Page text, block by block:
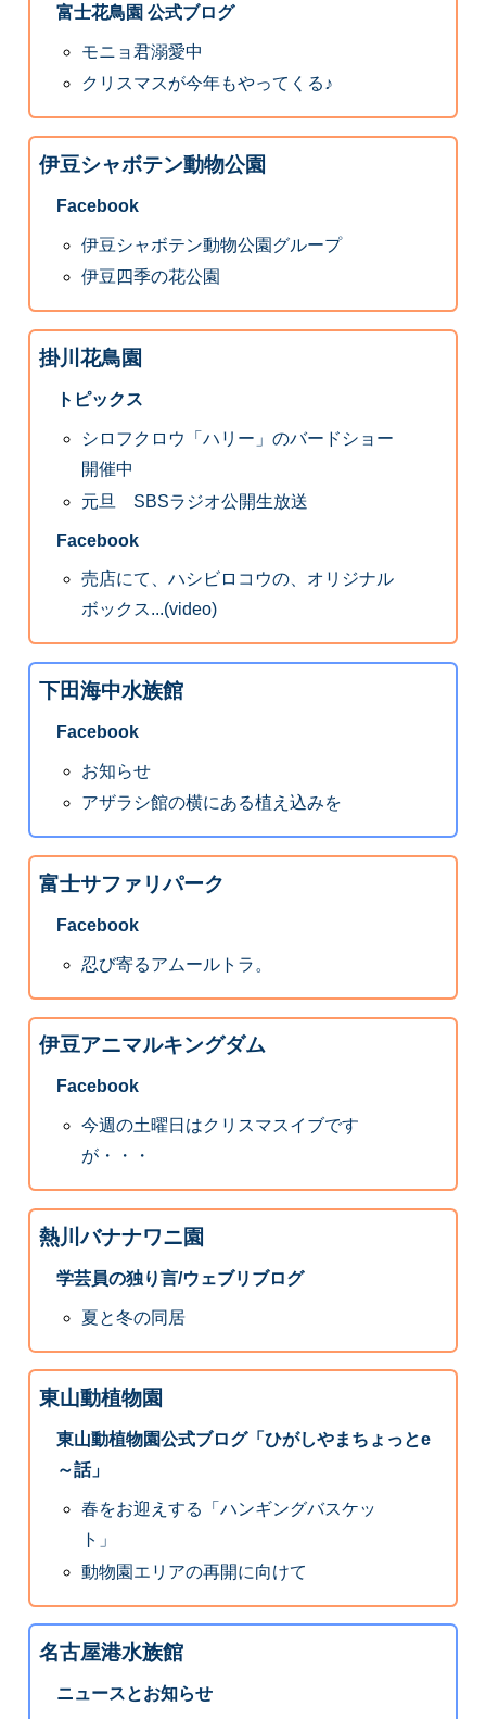
富士花鳥園 公式ブログ
モニョ君溺愛中
クリスマスが今年もやってくる♪
伊豆シャボテン動物公園
Facebook
伊豆シャボテン動物公園グループ
伊豆四季の花公園
掛川花鳥園
トピックス
シロフクロウ「ハリー」のバードショー
開催中
元旦 SBSラジオ公開生放送
Facebook
売店にて、ハシビロコウの、オリジナル
ボックス...(video)
下田海中水族館
Facebook
お知らせ
アザラシ館の横にある植え込みを
富士サファリパーク
Facebook
忍び寄るアムールトラ。
伊豆アニマルキングダム
Facebook
今週の土曜日はクリスマスイブです
が・・・
熱川バナナワニ園
学芸員の独り言/ウェブリブログ
夏と冬の同居
東山動植物園
東山動植物園公式ブログ「ひがしやまちょっとe
～話」
春をお迎えする「ハンギングバスケッ
ト」
動物園エリアの再開に向けて
名古屋港水族館
ニュースとお知らせ